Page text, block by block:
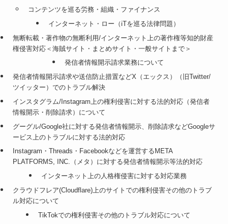
コンテンツを巡る労務・組織・ファイナンス
インターネット・ロー（iTを巡る法律問題）
無断転載・著作物の無断利用/インターネット上の著作権等知的財産
権侵害対応＜海賊サイト・まとめサイト・一般サイトまで＞
発信者情報開示請求業務について
発信者情報開示請求や送信防止措置などX（エックス）（旧Twitter/
ツイッター）でのトラブル解決
インスタグラム/Instagram上の権利侵害に対する法的対応（発信者
情報開示・削除請求）について
グーグル/Google社に対する発信者情報開示、削除請求などGoogleサ
ービス上のトラブルに対する法的対応
Instagram・Threads・Facebookなどを運営するMETA
PLATFORMS, INC.（メタ）に対する発信者情報開示等法的対応
インターネット上の人格権侵害に対する対応業務
クラウドフレア(Cloudflare)上のサイトでの権利侵害その他のトラブ
ル対応について
TikTokでの権利侵害その他のトラブル対応について